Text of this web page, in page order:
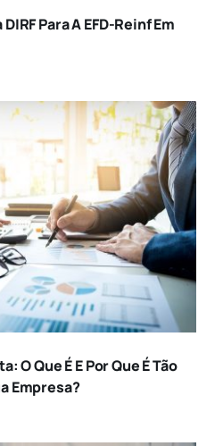
Para A EFD-Reinf Em
O Que É E Por Que É Tão
Empresa?